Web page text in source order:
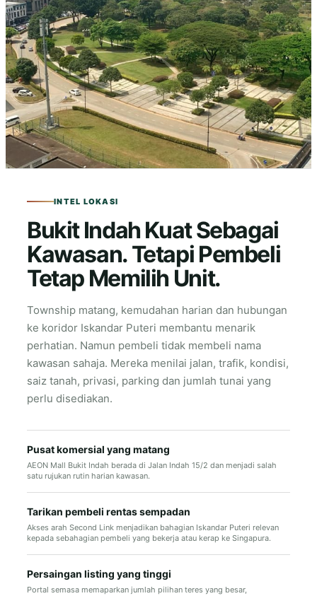
INTEL LOKASI
Bukit Indah Kuat Sebagai
Kawasan. Tetapi Pembeli
Tetap Memilih Unit.
Township matang, kemudahan harian dan hubungan
ke koridor Iskandar Puteri membantu menarik
perhatian. Namun pembeli tidak membeli nama
kawasan sahaja. Mereka menilai jalan, trafik, kondisi,
saiz tanah, privasi, parking dan jumlah tunai yang
perlu disediakan.
Pusat komersial yang matang
AEON Mall Bukit Indah berada di Jalan Indah 15/2 dan menjadi salah
satu rujukan rutin harian kawasan.
Tarikan pembeli rentas sempadan
Akses arah Second Link menjadikan bahagian Iskandar Puteri relevan
kepada sebahagian pembeli yang bekerja atau kerap ke Singapura.
Persaingan listing yang tinggi
Portal semasa memaparkan jumlah pilihan teres yang besar,